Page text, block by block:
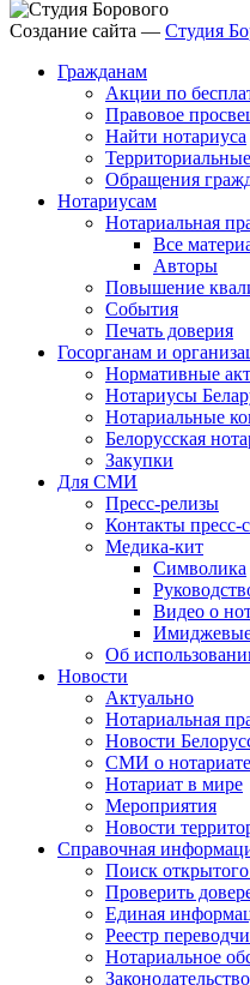
Создание сайта — Студия
Гражданам
Акции по
Правовое
Найти нотариуса
Обращения
Нотариусам
Нотариальная
Все
Авторы
Повышение
События
Печать доверия
Госорганам и
Нормативные
Нотариусы
Нотариальные
Белорусская
Закупки
Для СМИ
Пресс-релизы
Контакты пресс-
Медика-кит
Символика
Видео о
Об
Новости
Актуально
Нотариальная
Новости
СМИ о нотариате
Нотариат в мире
Мероприятия
Новости
Справочная
Поиск открытого
Проверить
Единая
Реестр
Нотариальное
Законодательство